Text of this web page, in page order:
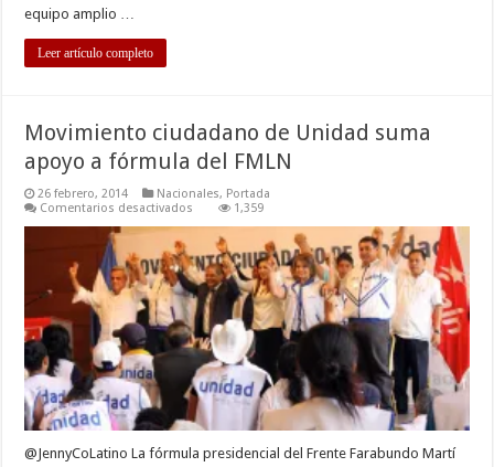
equipo amplio …
Leer artículo completo
Movimiento ciudadano de Unidad suma
apoyo a fórmula del FMLN
26 febrero, 2014 Nacionales, Portada
Comentarios desactivados
ciudadano
Unidad
suma
apoyo
a
fórmula
del
FMLN
1,359
@JennyCoLatino La fórmula presidencial del Frente Farabundo Martí